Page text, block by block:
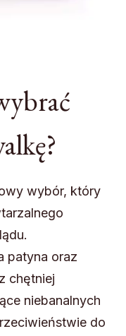
wybór, który
patyna oraz
chętniej
niebanalnych
do